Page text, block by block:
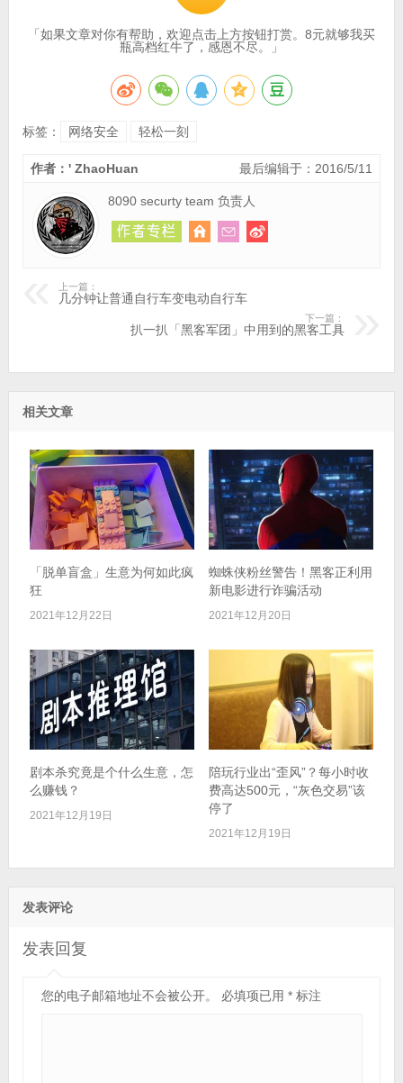
「如果文章对你有帮助，欢迎点击上方按钮打赏。8元就够我买
瓶高档红牛了，感恩不尽。」
标签： 网络安全 轻松一刻
最后编辑于：2016/5/11
作者：' ZhaoHuan
8090 securty team 负责人
上一篇：
几分钟让普通自行车变电动自行车
下一篇：
扒一扒「黑客军团」中用到的黑客工具
相关文章
「脱单盲盒」生意为何如此疯
狂​
2021年12月22日
蜘蛛侠粉丝警告！黑客正利用
新电影进行诈骗活动
2021年12月20日
剧本杀究竟是个什么生意，怎
么赚钱？
2021年12月19日
陪玩行业出“歪风”？每小时收
费高达500元，“灰色交易”该
停了
2021年12月19日
发表评论
发表回复
您的电子邮箱地址不会被公开。 必填项已用 *标注